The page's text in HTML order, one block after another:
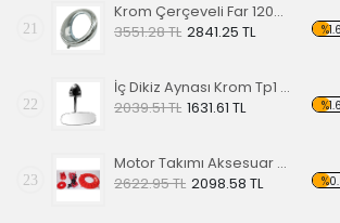
21
Krom Çerçeveli Far 1200 60-67
3551.28 TL 2841.25 TL
22
İç Dikiz Aynası Krom Tp1 58-64
2039.51 TL 1631.61 TL
23
Motor Takımı Aksesuar Kiti Kırmızı
2622.95 TL 2098.58 TL